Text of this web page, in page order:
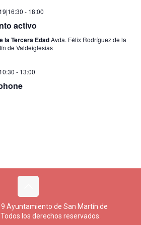
- 18:00
activo
la Tercera EdadAvda. Félix Rodríguez de la
de Valdeiglesias
- 13:00
Ayuntamiento de San Martín de
los derechos reservados.